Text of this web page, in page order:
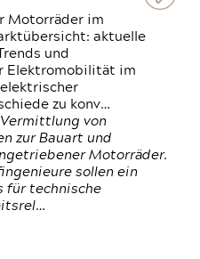
Motorräder im
aktuelle
und
Elektromobilität im
zu konv…
von
zur Bauart und
Motorräder.
sollen ein
für technische